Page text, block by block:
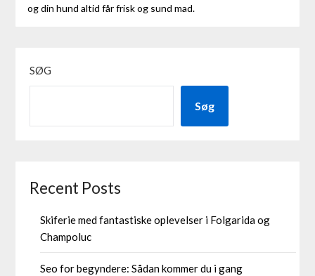
og din hund altid får frisk og sund mad.
SØG
Søg
Recent Posts
Skiferie med fantastiske oplevelser i Folgarida og
Champoluc
Seo for begyndere: Sådan kommer du i gang